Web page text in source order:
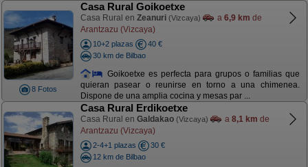
8 Fotos
Casa Rural Goikoetxe
Casa Rural en Zeanuri (Vizcaya) a 6,9 km de
Arantzazu (Vizcaya)
10+2 plazas
40 €
30 km de Bilbao
Goikoetxe es perfecta para grupos o familias que
quieran pasear o reunirse en torno a una chimenea.
Dispone de una amplia cocina y mesas par ...
Casa Rural Erdikoetxe
Casa Rural en Galdakao (Vizcaya) a 8,1 km de
Arantzazu (Vizcaya)
2-4+1 plazas
30 €
12 km de Bilbao